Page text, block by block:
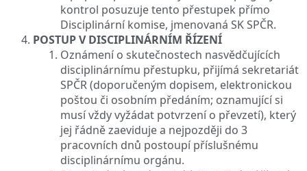
kontrol posuzuje tento přestupek přímo
Disciplinární komise, jmenovaná SK SPČR.
POSTUP V DISCIPLINÁRNÍM ŘÍZENÍ
Oznámení o skutečnostech nasvědčujících
disciplinárnímu přestupku, přijímá sekretariát
SPČR (doporučeným dopisem, elektronickou
poštou či osobním předáním; oznamující si
musí vždy vyžádat potvrzení o převzetí), který
jej řádně zaeviduje a nejpozději do 3
pracovních dnů postoupí příslušnému
disciplinárnímu orgánu.